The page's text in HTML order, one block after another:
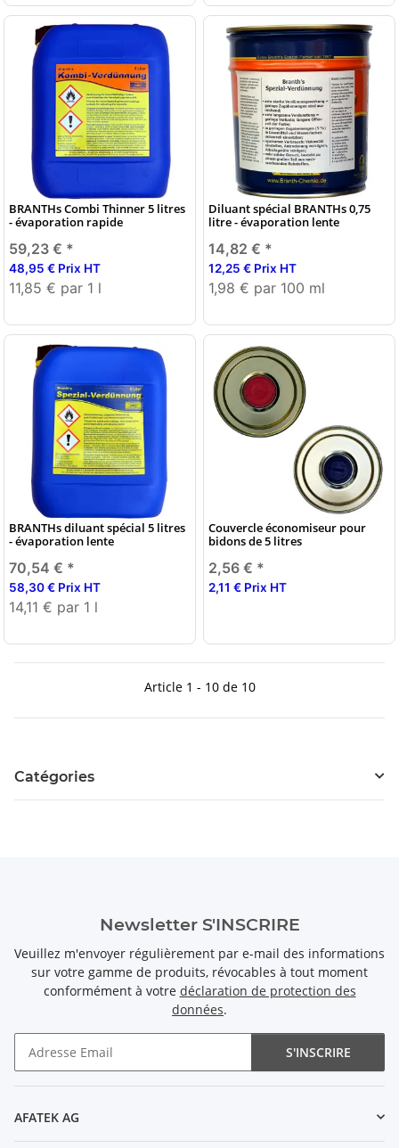
BRANTHs Combi Thinner 5 litres
- évaporation rapide
59,23 € *
48,95 € Prix HT
11,85 € par 1 l
Diluant spécial BRANTHs 0,75
litre - évaporation lente
14,82 € *
12,25 € Prix HT
1,98 € par 100 ml
BRANTHs diluant spécial 5 litres
- évaporation lente
70,54 € *
58,30 € Prix HT
14,11 € par 1 l
Couvercle économiseur pour
bidons de 5 litres
2,56 € *
2,11 € Prix HT
Article 1 - 10 de 10
Catégories
Newsletter S'INSCRIRE
Veuillez m'envoyer régulièrement par e-mail des informations
sur votre gamme de produits, révocables à tout moment
conformément à votre déclaration de protection des
données.
S'INSCRIRE
AFATEK AG